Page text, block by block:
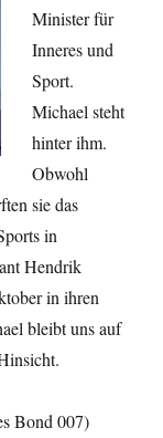
Minister für
Inneres und
Sport.
Michael steht
hinter ihm.
Obwohl
sie das
in
Hendrik
in ihren
bleibt uns auf
Bond 007)